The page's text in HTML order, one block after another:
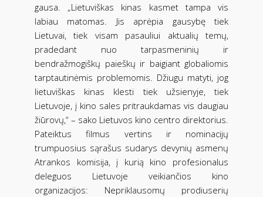
gausa. „Lietuviškas kinas kasmet tampa vis
labiau matomas. Jis aprėpia gausybę tiek
Lietuvai, tiek visam pasauliui aktualių temų,
pradedant nuo tarpasmeninių ir
bendražmogiškų paieškų ir baigiant globaliomis
tarptautinėmis problemomis. Džiugu matyti, jog
lietuviškas kinas klesti tiek užsienyje, tiek
Lietuvoje, į kino sales pritraukdamas vis daugiau
žiūrovų,“ – sako Lietuvos kino centro direktorius.
Pateiktus filmus vertins ir nominacijų
trumpuosius sąrašus sudarys devynių asmenų
Atrankos komisija, į kurią kino profesionalus
deleguos Lietuvoje veikiančios kino
organizacijos: Nepriklausomų prodiuserių